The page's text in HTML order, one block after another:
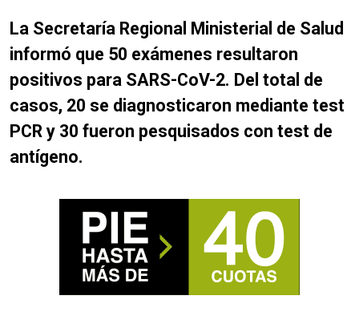
La Secretaría Regional Ministerial de Salud
informó que 50 exámenes resultaron
positivos para SARS-CoV-2. Del total de
casos, 20 se diagnosticaron mediante test
PCR y 30 fueron pesquisados con test de
antígeno.